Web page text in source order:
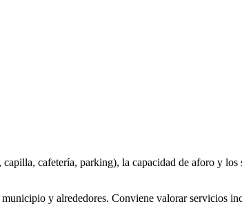
cafetería, parking), la capacidad de aforo y
y alrededores. Conviene valorar servicios